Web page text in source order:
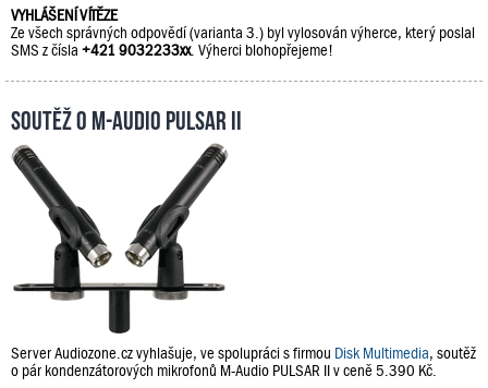
VYHLÁŠENÍ VÍTĚZE
Ze všech správných odpovědí (varianta 3.) byl vylosován výherce, který poslal
SMS z čísla +421 9032233xx. Výherci blohopřejeme!
Soutěž o M-Audio PULSAR II
Server Audiozone.cz vyhlašuje, ve spolupráci s firmou Disk Multimedia, soutěž
o pár kondenzátorových mikrofonů M-Audio PULSAR II v ceně 5.390 Kč.